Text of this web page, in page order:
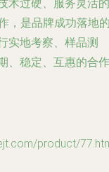
术过硬、服务灵活的
，是品牌成功落地
实地考察、样品测
、稳定、互惠的合作
product/